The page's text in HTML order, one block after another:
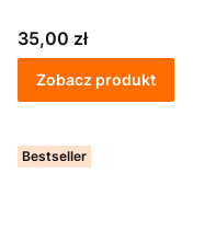
Cena
35,00 zł
Zobacz produkt
Bestseller